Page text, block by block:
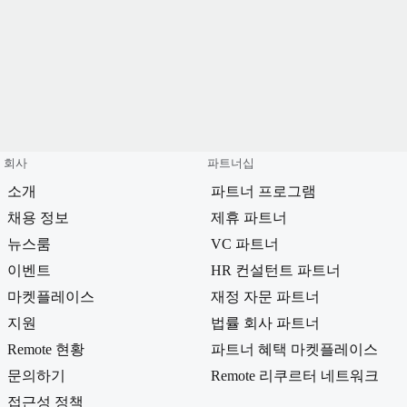
회사
소개
채용 정보
뉴스룸
이벤트
마켓플레이스
지원
Remote 현황
문의하기
접근성 정책
파트너십
파트너 프로그램
제휴 파트너
VC 파트너
HR 컨설턴트 파트너
재정 자문 파트너
법률 회사 파트너
파트너 혜택 마켓플레이스
Remote 리쿠르터 네트워크